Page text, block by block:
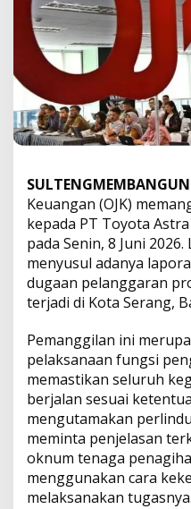
h
a
K
r
e
t
d
i
S
r
a
n
K
P
a
n
g
g
i
l
Keuangan (OJK)
kepada PT Toyota Astra
pada Senin, 8 Juni
menyusul adanya
dugaan pelanggaran
terjadi di Kota Serang,
Pemanggilan ini
pelaksanaan fungsi
memastikan seluruh
berjalan sesuai
mengutamakan
meminta penjelasan
oknum tenaga
menggunakan cara
melaksanakan tugasnya.